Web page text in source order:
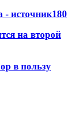
источник180
на второй
в пользу